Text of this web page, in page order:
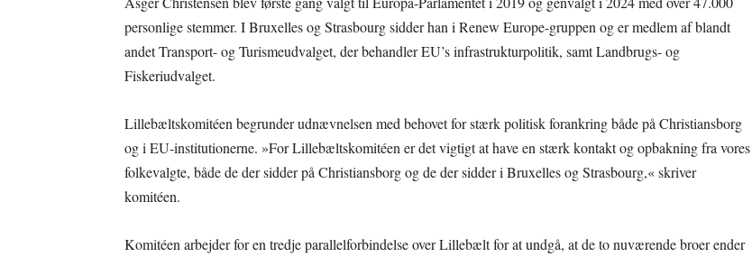
personlige stemmer. I Bruxelles og Strasbourg sidder han i Renew Europe-gruppen og er medlem af blandt
andet Transport- og Turismeudvalget, der behandler EU’s infrastrukturpolitik, samt Landbrugs- og
Fiskeriudvalget.
Lillebæltskomitéen begrunder udnævnelsen med behovet for stærk politisk forankring både på Christiansborg
og i EU-institutionerne. »For Lillebæltskomitéen er det vigtigt at have en stærk kontakt og opbakning fra vores
folkevalgte, både de der sidder på Christiansborg og de der sidder i Bruxelles og Strasbourg,« skriver
komitéen.
Komitéen arbejder for en tredje parallelforbindelse over Lillebælt for at undgå, at de to nuværende broer ender